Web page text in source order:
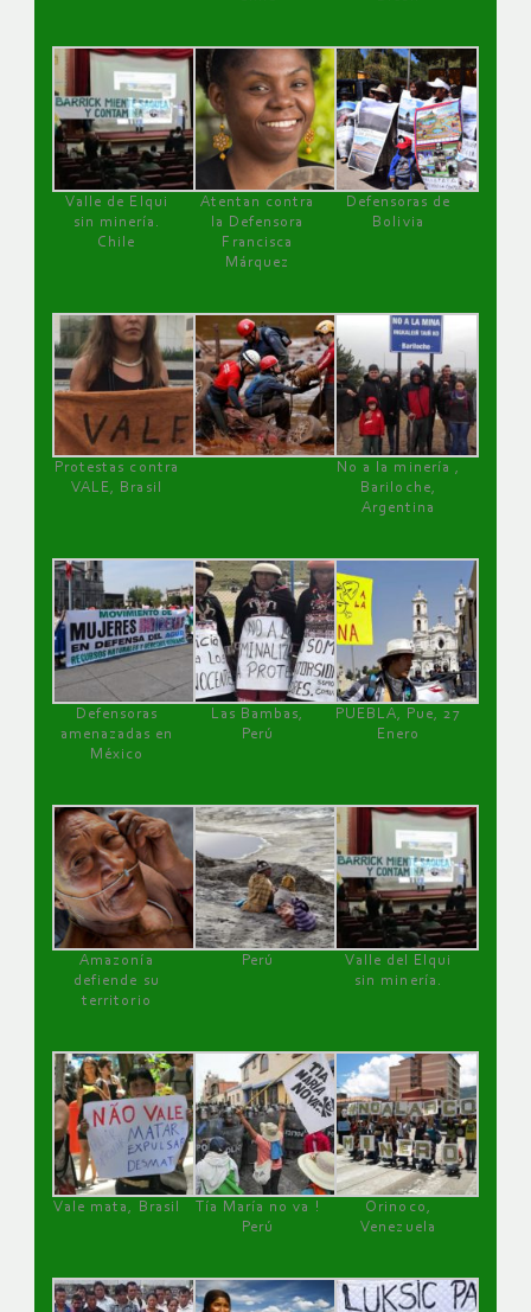
Valle de Elqui
sin minería.
Chile
Atentan contra
la Defensora
Francisca
Márquez
Defensoras de
Bolivia
Protestas contra
VALE, Brasil
No a la minería ,
Bariloche,
Argentina
Defensoras
amenazadas en
México
Las Bambas,
Perú
PUEBLA, Pue, 27
Enero
Amazonía
defiende su
territorio
Perú
Valle del Elqui
sin minería.
Vale mata, Brasil
Tía María no va !
Perú
Orinoco,
Venezuela